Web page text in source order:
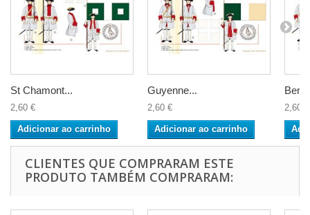
St Chamont...
2,60 €
Adicionar ao carrinho
Guyenne...
2,60 €
Adicionar ao carrinho
2,60 €
CLIENTES QUE COMPRARAM ESTE
PRODUTO TAMBÉM COMPRARAM: